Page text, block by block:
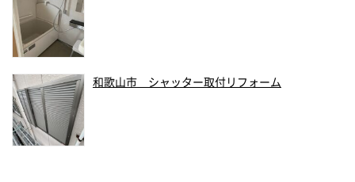
和歌山市 シャッター取付リフォーム